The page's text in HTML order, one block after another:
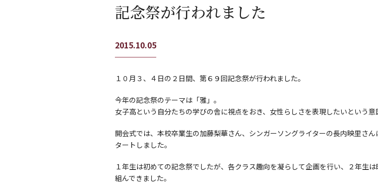
記念祭が行われました
2015.10.05
１０月３、４日の２日間、第６９回記念祭が行われました。
今年の記念祭のテーマは「雅」。
女子高という自分たちの学びの舎に視点をおき、女性らしさを表現したいという意
開会式では、本校卒業生の加藤梨華さん、シンガーソングライターの長内映里さ
タートしました。
１年生は初めての記念祭でしたが、各クラス趣向を凝らして企画を行い、２年生
組んできました。